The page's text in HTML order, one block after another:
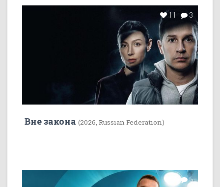
11 3
Вне закона (2026, Russian Federation)
7 5